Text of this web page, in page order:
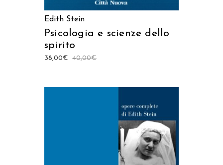
Edith Stein
Psicologia e scienze dello
spirito
40,00€
38,00€